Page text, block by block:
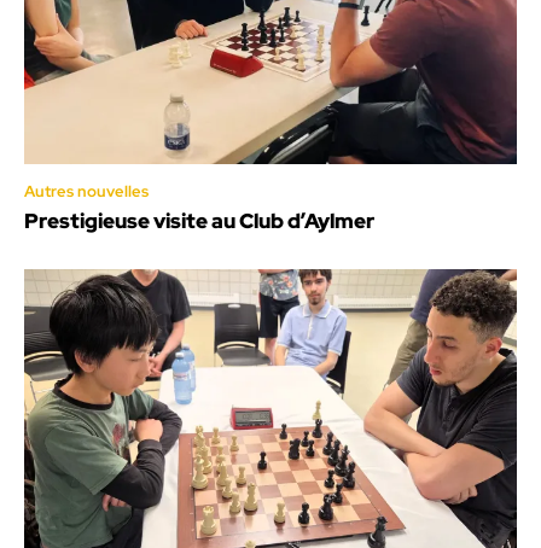
Autres nouvelles
Prestigieuse visite au Club d’Aylmer